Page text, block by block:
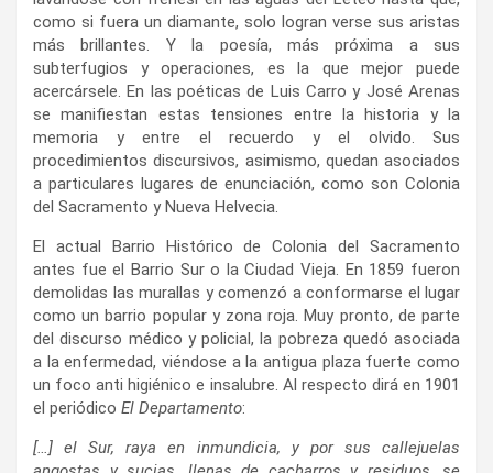
como si fuera un diamante, solo logran verse sus aristas
más brillantes. Y la poesía, más próxima a sus
subterfugios y operaciones, es la que mejor puede
acercársele. En las poéticas de Luis Carro y José Arenas
se manifiestan estas tensiones entre la historia y la
memoria y entre el recuerdo y el olvido. Sus
procedimientos discursivos, asimismo, quedan asociados
a particulares lugares de enunciación, como son Colonia
del Sacramento y Nueva Helvecia.
El actual Barrio Histórico de Colonia del Sacramento
antes fue el Barrio Sur o la Ciudad Vieja. En 1859 fueron
demolidas las murallas y comenzó a conformarse el lugar
como un barrio popular y zona roja. Muy pronto, de parte
del discurso médico y policial, la pobreza quedó asociada
a la enfermedad, viéndose a la antigua plaza fuerte como
un foco anti higiénico e insalubre. Al respecto dirá en 1901
el periódico El Departamento:
[…] el Sur, raya en inmundicia, y por sus callejuelas